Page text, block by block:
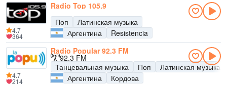
Radio Top 105.9
Поп
Латинская музыка
Аргентина
Resistencia
4.7
364
Radio Popular 92.3 FM
92.3 FM
Танцевальная музыка
Поп
Латинская музыка
Аргентина
Кордова
4.7
214